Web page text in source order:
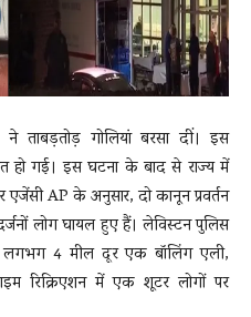
ताबड़तोड़ गोलियां बरसा दीं। इस
हो गई। इस घटना के बाद से राज्य में
एजेंसी AP के अनुसार, दो कानून प्रवर्तन
लोग घायल हुए हैं। लेविस्टन पुलिस
4 मील दूर एक बॉलिंग एली,
रिक्रिएशन में एक शूटर लोगों पर